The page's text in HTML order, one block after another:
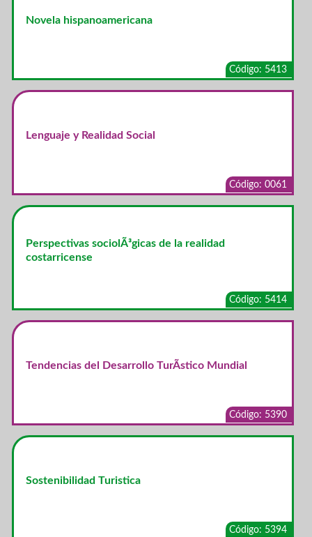
Novela hispanoamericana
Código: 5413
Lenguaje y Realidad Social
Código: 0061
Perspectivas sociolÃ³gicas de la realidad
costarricense
Código: 5414
Tendencias del Desarrollo TurÃ­stico Mundial
Código: 5390
Sostenibilidad Turistica
Código: 5394